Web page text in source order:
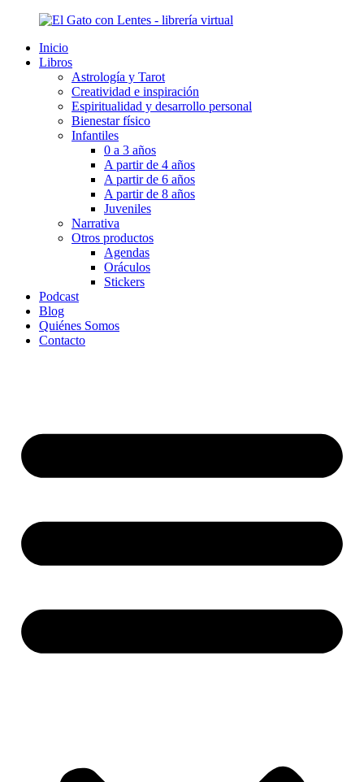
contenido
Inicio
Libros
Astrología y Tarot
Creatividad e inspiración
Espiritualidad y desarrollo personal
Bienestar físico
Infantiles
0 a 3 años
A partir de 4 años
A partir de 6 años
A partir de 8 años
Juveniles
Narrativa
Otros productos
Agendas
Oráculos
Stickers
Podcast
Blog
Quiénes Somos
Contacto